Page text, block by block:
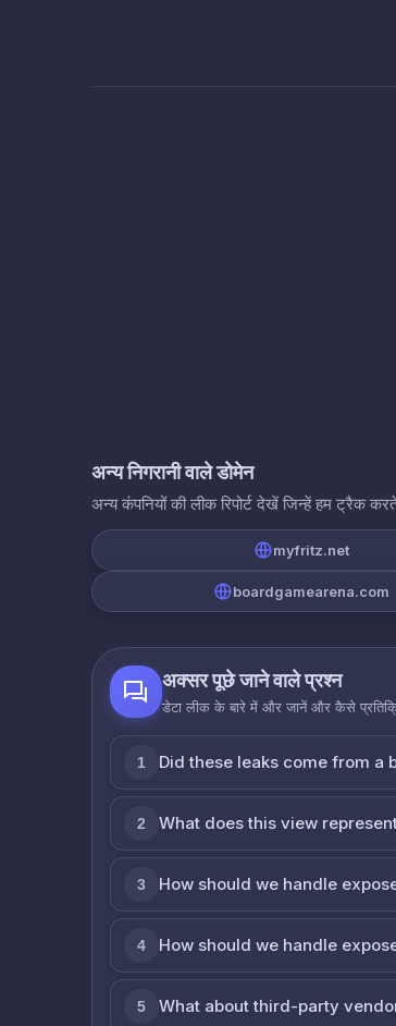
अन्य निगरानी वाले डोमेन
अन्य कंपनियों की लीक रिपोर्ट देखें जिन्हें हम ट्रैक
myfritz.net
boardgamearena.com
अक्सर पूछे जाने वाले प्रश्न
डेटा लीक के बारे में और जानें और कैसे
1 Did these leaks come from a
2 What does this view
3 How should we handle
4 How should we handle
5 What about third-party